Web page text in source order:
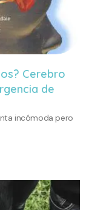
Cerebro
de
incómoda pero